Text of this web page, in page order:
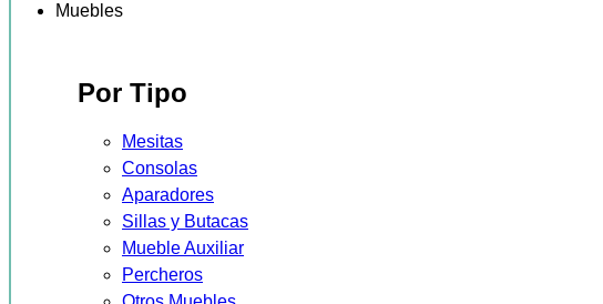
Muebles
Por Tipo
Mesitas
Consolas
Aparadores
Sillas y Butacas
Mueble Auxiliar
Percheros